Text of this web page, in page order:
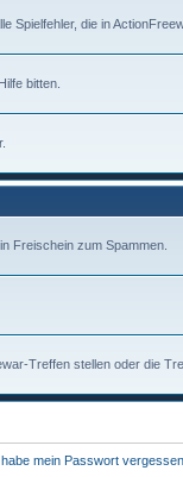
Spielfehler, die in
bitten.
Freischein zum Spammen.
Treffen stellen oder die
mein Passwort vergessen